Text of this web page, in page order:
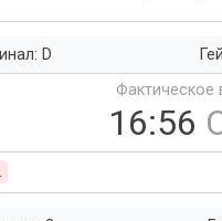
D
Фактическое
16:56